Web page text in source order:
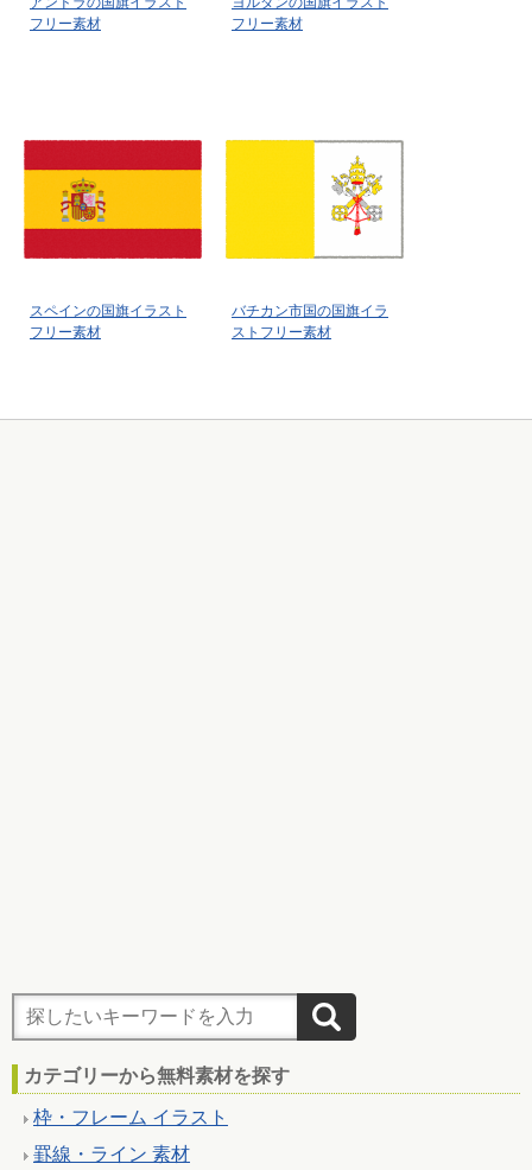
フリー素材
フリー素材
スペインの国旗イラスト
フリー素材
バチカン市国の国旗イラ
ストフリー素材
カテゴリーから無料素材を探す
枠・フレーム イラスト
罫線・ライン 素材